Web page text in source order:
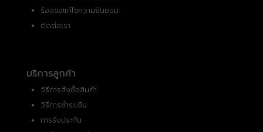
ร้องขอแก้ไขความยินยอม
ติดต่อเรา
บริการลูกค้า
วิธีการสั่งซื้อสินค้า
วิธีการชำระเงิน
การรับประกัน